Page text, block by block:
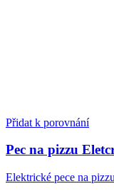
Přidat k porovnání
Pec na pizzu
Elektrické pece na pizzu